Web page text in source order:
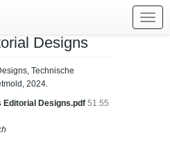
Designs
Technische
2024.
Editorial Designs.pdf 51.55